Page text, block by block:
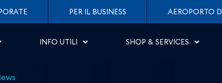
per dire NO alla
PER IL BUSINESS AEROPORTO
INFO UTILI SHOP & SERVICES